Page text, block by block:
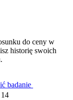
do ceny w
historię swoich
badanie
14